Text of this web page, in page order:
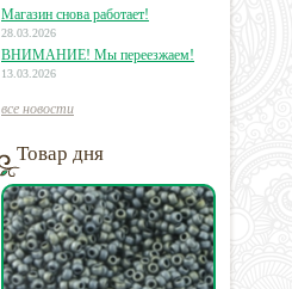
Магазин снова работает!
28.03.2026
ВНИМАНИЕ! Мы переезжаем!
13.03.2026
все новости
Товар дня